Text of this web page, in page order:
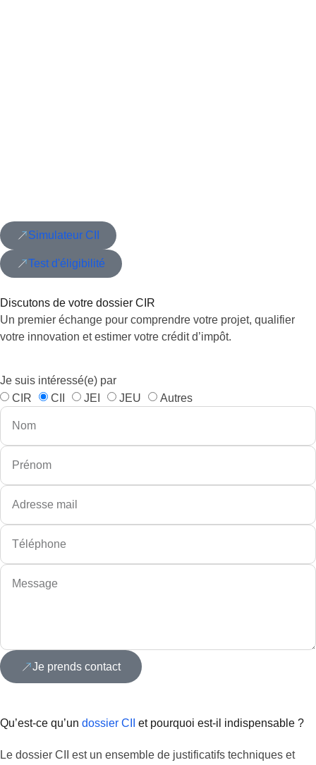
Simulateur CII
Test d'éligibilité
Discutons de votre dossier CIR
Un premier échange pour comprendre votre projet, qualifier
votre innovation et estimer votre crédit d’impôt.
Je suis intéressé(e) par
CIR
CII JEI JEU Autres
Je prends contact
Qu’est-ce qu’un dossier CII et pourquoi est-il indispensable ?
Le dossier CII est un ensemble de justificatifs techniques et